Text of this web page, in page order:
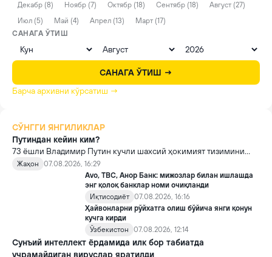
Декабр (8)
Ноябр (7) Октябр (18) Сентябр (18)
Август (27)
Июл (5)
Май (4) Апрел (13)
Март (17)
САНАГА ЎТИШ
САНАГА ЎТИШ →
Барча архивни кўрсатиш →
СЎНГГИ ЯНГИЛИКЛАР
Путиндан кейин ким?
73 ёшли Владимир Путин кучли шахсий ҳокимият тизимини
яратди, аммо ундан кейин ким келиши ва ҳокимиятни
топшириш механизми ҳали ноаниқ. Таҳлилчилар фикрича, бу
Кремлда ворислик жангига олиб келиши мумкин.
Жаҳон
07.08.2026, 16:29
Avo, TBC, Анор Банк: мижозлар билан ишлашда
энг қолоқ банклар номи очиқланди
Иқтисодиёт 07.08.2026, 16:16
Ҳайвонларни рўйхатга олиш бўйича янги қонун
кучга кирди
Ўзбекистон
07.08.2026, 12:14
Сунъий интеллект ёрдамида илк бор табиатда
учрамайдиган вируслар яратилди